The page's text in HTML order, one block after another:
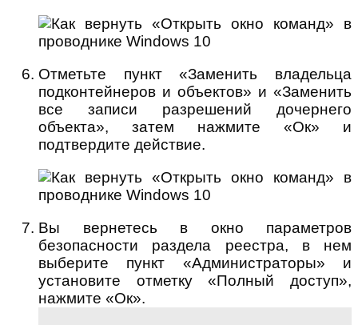
Отметьте пункт «Заменить владельца
подконтейнеров и объектов» и «Заменить
все записи разрешений дочернего
объекта», затем нажмите «Ок» и
подтвердите действие.
Вы вернетесь в окно параметров
безопасности раздела реестра, в нем
выберите пункт «Администраторы» и
установите отметку «Полный доступ»,
нажмите «Ок».